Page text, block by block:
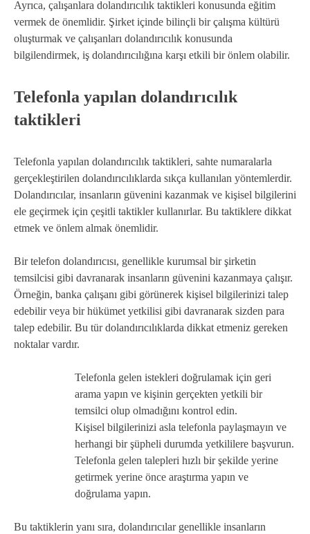
Ayrıca, çalışanlara dolandırıcılık taktikleri konusunda eğitim
vermek de önemlidir. Şirket içinde bilinçli bir çalışma kültürü
oluşturmak ve çalışanları dolandırıcılık konusunda
bilgilendirmek, iş dolandırıcılığına karşı etkili bir önlem olabilir.
Telefonla yapılan dolandırıcılık
taktikleri
Telefonla yapılan dolandırıcılık taktikleri, sahte numaralarla
gerçekleştirilen dolandırıcılıklarda sıkça kullanılan yöntemlerdir.
Dolandırıcılar, insanların güvenini kazanmak ve kişisel bilgilerini
ele geçirmek için çeşitli taktikler kullanırlar. Bu taktiklere dikkat
etmek ve önlem almak önemlidir.
Bir telefon dolandırıcısı, genellikle kurumsal bir şirketin
temsilcisi gibi davranarak insanların güvenini kazanmaya çalışır.
Örneğin, banka çalışanı gibi görünerek kişisel bilgilerinizi talep
edebilir veya bir hükümet yetkilisi gibi davranarak sizden para
talep edebilir. Bu tür dolandırıcılıklarda dikkat etmeniz gereken
noktalar vardır.
Telefonla gelen istekleri doğrulamak için geri
arama yapın ve kişinin gerçekten yetkili bir
temsilci olup olmadığını kontrol edin.
Kişisel bilgilerinizi asla telefonla paylaşmayın ve
herhangi bir şüpheli durumda yetkililere başvurun.
Telefonla gelen talepleri hızlı bir şekilde yerine
getirmek yerine önce araştırma yapın ve
doğrulama yapın.
Bu taktiklerin yanı sıra, dolandırıcılar genellikle insanların